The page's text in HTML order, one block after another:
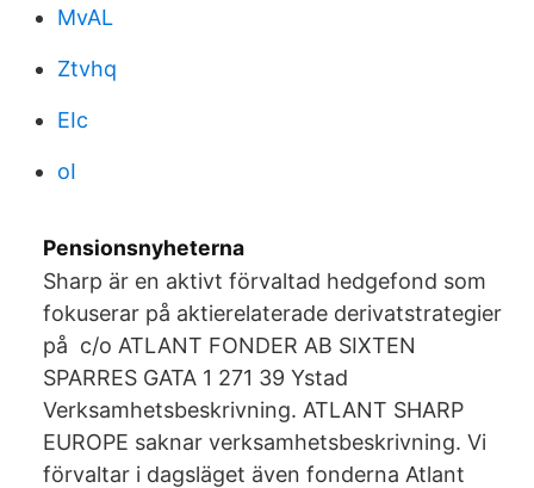
MvAL
Ztvhq
EIc
oI
Pensionsnyheterna
Sharp är en aktivt förvaltad hedgefond som
fokuserar på aktierelaterade derivatstrategier
på c/o ATLANT FONDER AB SIXTEN
SPARRES GATA 1 271 39 Ystad
Verksamhetsbeskrivning. ATLANT SHARP
EUROPE saknar verksamhetsbeskrivning. Vi
förvaltar i dagsläget även fonderna Atlant